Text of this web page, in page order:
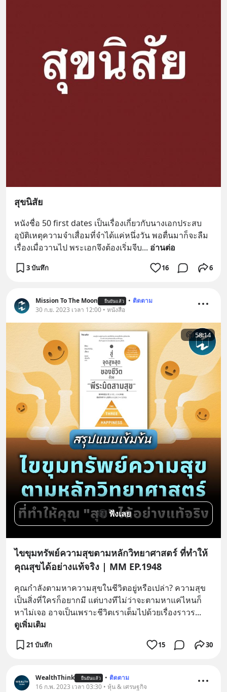
สุขนิสัย
หนังชื่อ 50 first dates เป็นเรื่องเกี่ยวกับนางเอกประสบ
อุบัติเหตุความจำเสื่อมที่จำได้แค่หนึ่งวัน พอตื่นมาก็จะลืม
เรื่องเมื่อวานไป พระเอกจึงต้องเริ่มจีบ... อ่านต่อ
3 บันทึก 16 6
Mission To The Moon ยืนยันแล้ว • ติดตาม
30 ก.ย. 2023 เวลา 12:00 • หนังสือ
58:14
ฟังเลย
ไขขุมทรัพย์ความสุขตามหลักวิทยาศาสตร์ ที่ทำให้
คุณสุขได้อย่างแท้จริง | MM EP.1948
คุณกำลังตามหาความสุขในชีวิตอยู่หรือเปล่า? ความสุข
เป็นสิ่งที่ใครก็อยากมี แต่บางทีไม่ว่าจะตามหาแค่ไหนก็
หาไม่เจอ อาจเป็นเพราะชีวิตเราเต็มไปด้วยเรื่องราวร...
ดูเพิ่มเติม
21 บันทึก 15 30
WealthThink ยืนยันแล้ว • ติดตาม
16 ก.พ. 2023 เวลา 03:30 • หุ้น & เศรษฐกิจ